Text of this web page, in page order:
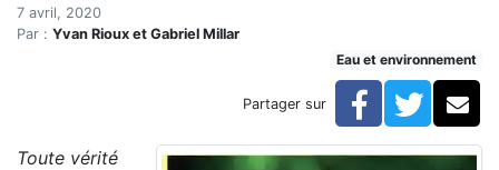
Accueil
Articles
L'apocalypse des insectes ne touche pas seulement
L'apocalypse des insectes ne
7 avril, 2020
Par : Yvan Rioux et Gabriel Millar
Eau et environnement
Partager sur Facebook
Toute vérité